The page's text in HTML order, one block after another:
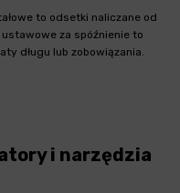
to odsetki naliczane od
za spóźnienie to
długu lub zobowiązania.
i narzędzia